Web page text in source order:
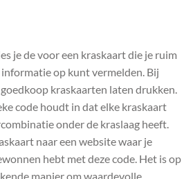
je de voor een kraskaart die je ruim
op kunt vermelden. Bij
kraskaarten laten drukken.
code houdt in dat elke kraskaart
onder de kraslaag heeft.
naar een website waar je
hebt met deze code. Het is op
manier om waardevolle